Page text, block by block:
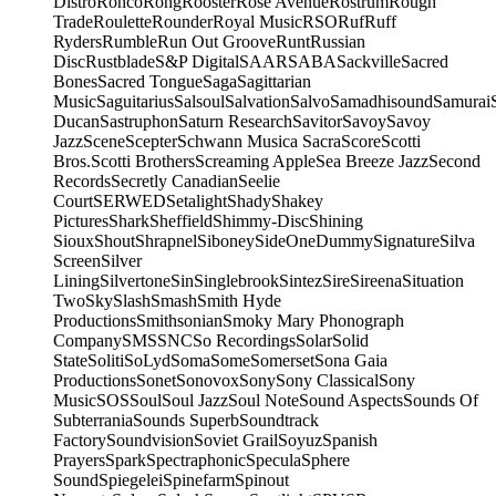
TradeRouletteRounderRoyal MusicRSORufRuff
RydersRumbleRun Out GrooveRuntRussian
DiscRustbladeS&P DigitalSAARSABASackvilleSacred
BonesSacred TongueSagaSagittarian
MusicSaguitariusSalsoulSalvationSalvoSamadhisoundSamurai
DucanSastruphonSaturn ResearchSavitorSavoySavoy
JazzSceneScepterSchwann Musica SacraScoreScotti
Bros.Scotti BrothersScreaming AppleSea Breeze JazzSecond
RecordsSecretly CanadianSeelie
CourtSERWEDSetalightShadyShakey
PicturesSharkSheffieldShimmy-DiscShining
SiouxShoutShrapnelSiboneySideOneDummySignatureSilva
ScreenSilver
LiningSilvertoneSinSinglebrookSintezSireSireenaSituation
TwoSkySlashSmashSmith Hyde
ProductionsSmithsonianSmoky Mary Phonograph
CompanySMSSNCSo RecordingsSolarSolid
StateSolitiSoLydSomaSomeSomersetSona Gaia
ProductionsSonetSonovoxSonySony ClassicalSony
MusicSOSSoulSoul JazzSoul NoteSound AspectsSounds Of
SubterraniaSounds SuperbSoundtrack
FactorySoundvisionSoviet GrailSoyuzSpanish
PrayersSparkSpectraphonicSpeculaSphere
SoundSpiegeleiSpinefarmSpinout